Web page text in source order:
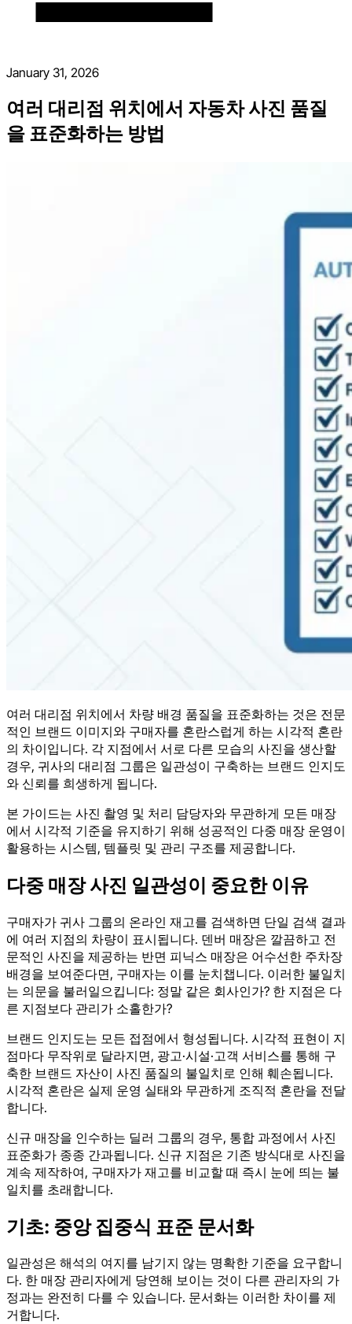
January 31, 2026
여러 대리점 위치에서 자동차 사진 품질
을 표준화하는 방법
여러 대리점 위치에서 차량 배경 품질을 표준화하는 것은 전문
적인 브랜드 이미지와 구매자를 혼란스럽게 하는 시각적 혼란
의 차이입니다. 각 지점에서 서로 다른 모습의 사진을 생산할
경우, 귀사의 대리점 그룹은 일관성이 구축하는 브랜드 인지도
와 신뢰를 희생하게 됩니다.
본 가이드는 사진 촬영 및 처리 담당자와 무관하게 모든 매장
에서 시각적 기준을 유지하기 위해 성공적인 다중 매장 운영이
활용하는 시스템, 템플릿 및 관리 구조를 제공합니다.
다중 매장 사진 일관성이 중요한 이유
구매자가 귀사 그룹의 온라인 재고를 검색하면 단일 검색 결과
에 여러 지점의 차량이 표시됩니다. 덴버 매장은 깔끔하고 전
문적인 사진을 제공하는 반면 피닉스 매장은 어수선한 주차장
배경을 보여준다면, 구매자는 이를 눈치챕니다. 이러한 불일치
는 의문을 불러일으킵니다: 정말 같은 회사인가? 한 지점은 다
른 지점보다 관리가 소홀한가?
브랜드 인지도는 모든 접점에서 형성됩니다. 시각적 표현이 지
점마다 무작위로 달라지면, 광고·시설·고객 서비스를 통해 구
축한 브랜드 자산이 사진 품질의 불일치로 인해 훼손됩니다.
시각적 혼란은 실제 운영 실태와 무관하게 조직적 혼란을 전달
합니다.
신규 매장을 인수하는 딜러 그룹의 경우, 통합 과정에서 사진
표준화가 종종 간과됩니다. 신규 지점은 기존 방식대로 사진을
계속 제작하여, 구매자가 재고를 비교할 때 즉시 눈에 띄는 불
일치를 초래합니다.
기초: 중앙 집중식 표준 문서화
일관성은 해석의 여지를 남기지 않는 명확한 기준을 요구합니
다. 한 매장 관리자에게 당연해 보이는 것이 다른 관리자의 가
정과는 완전히 다를 수 있습니다. 문서화는 이러한 차이를 제
거합니다.